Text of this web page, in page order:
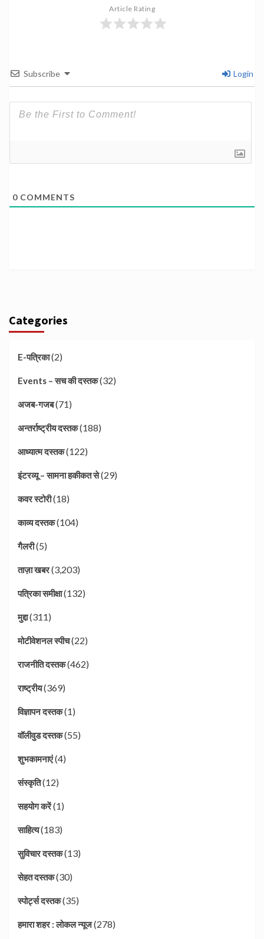
Article Rating
Subscribe Login
0 COMMENTS
Categories
E-पत्रिका(2)
Events – सच की दस्तक(32)
अजब-गजब(71)
अन्तर्राष्ट्रीय दस्तक(188)
आध्यात्म दस्तक(122)
इंटरव्यू – सामना हकीकत से(29)
कवर स्टोरी(18)
काव्य दस्तक(104)
गैलरी(5)
ताज़ा खबर(3,203)
पत्रिका समीक्षा(132)
मुद्दा(311)
मोटीवेशनल स्पीच(22)
राजनीति दस्तक(462)
राष्ट्रीय(369)
विज्ञापन दस्तक(1)
वॉलीवुड दस्तक(55)
शुभकामनाएं(4)
संस्कृति(12)
सहयोग करें(1)
साहित्य(183)
सुविचार दस्तक(13)
सेहत दस्तक(30)
स्पोर्ट्स दस्तक(35)
हमारा शहर : लोकल न्यूज(278)